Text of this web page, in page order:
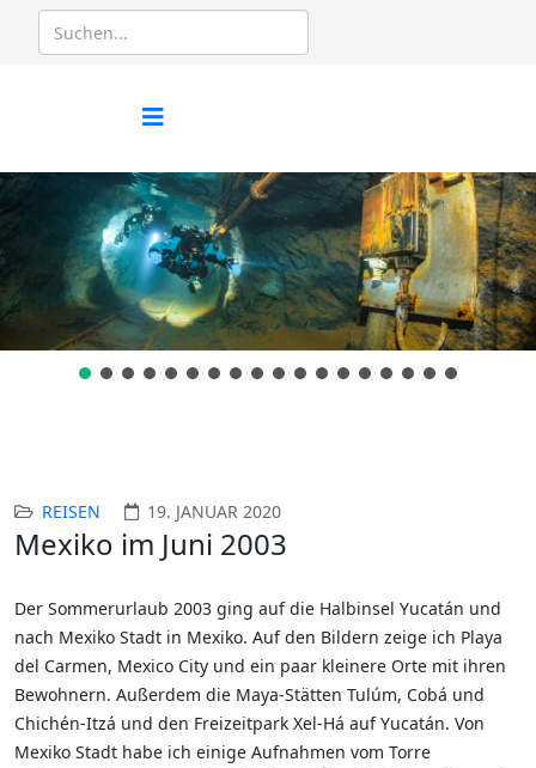
REISEN 19. JANUAR 2020
Mexiko im Juni 2003
Der Sommerurlaub 2003 ging auf die Halbinsel Yucatán und
nach Mexiko Stadt in Mexiko. Auf den Bildern zeige ich Playa
del Carmen, Mexico City und ein paar kleinere Orte mit ihren
Bewohnern. Außerdem die Maya-Stätten Tulúm, Cobá und
Chichén-Itzá und den Freizeitpark Xel-Há auf Yucatán. Von
Mexiko Stadt habe ich einige Aufnahmen vom Torre